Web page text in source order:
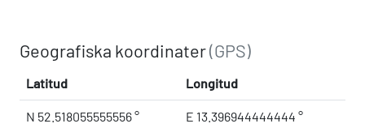
Geografiska koordinater(GPS)
Latitud Longitud
N 52.518055555556 ° E 13.396944444444 °